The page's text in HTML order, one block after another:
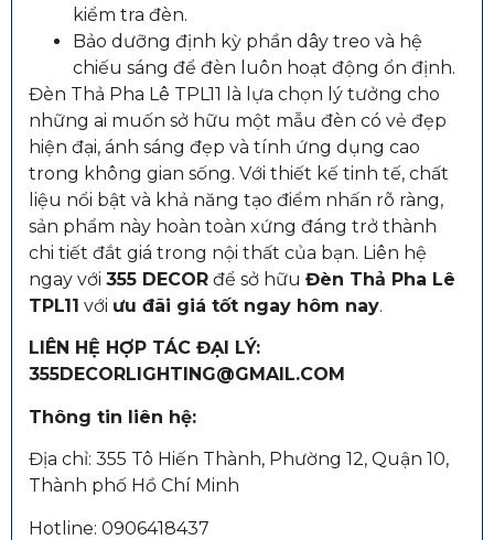
kiểm tra đèn.
Bảo dưỡng định kỳ phần dây treo và hệ
chiếu sáng để đèn luôn hoạt động ổn định.
Đèn Thả Pha Lê TPL11 là lựa chọn lý tưởng cho
những ai muốn sở hữu một mẫu đèn có vẻ đẹp
hiện đại, ánh sáng đẹp và tính ứng dụng cao
trong không gian sống. Với thiết kế tinh tế, chất
liệu nổi bật và khả năng tạo điểm nhấn rõ ràng,
sản phẩm này hoàn toàn xứng đáng trở thành
chi tiết đắt giá trong nội thất của bạn. Liên hệ
ngay với 355 DECOR để sở hữu Đèn Thả Pha Lê
TPL11 với ưu đãi giá tốt ngay hôm nay.
LIÊN HỆ HỢP TÁC ĐẠI LÝ:
355DECORLIGHTING@GMAIL.COM
Thông tin liên hệ:
Địa chỉ: 355 Tô Hiến Thành, Phường 12, Quận 10,
Thành phố Hồ Chí Minh
Hotline: 0906418437